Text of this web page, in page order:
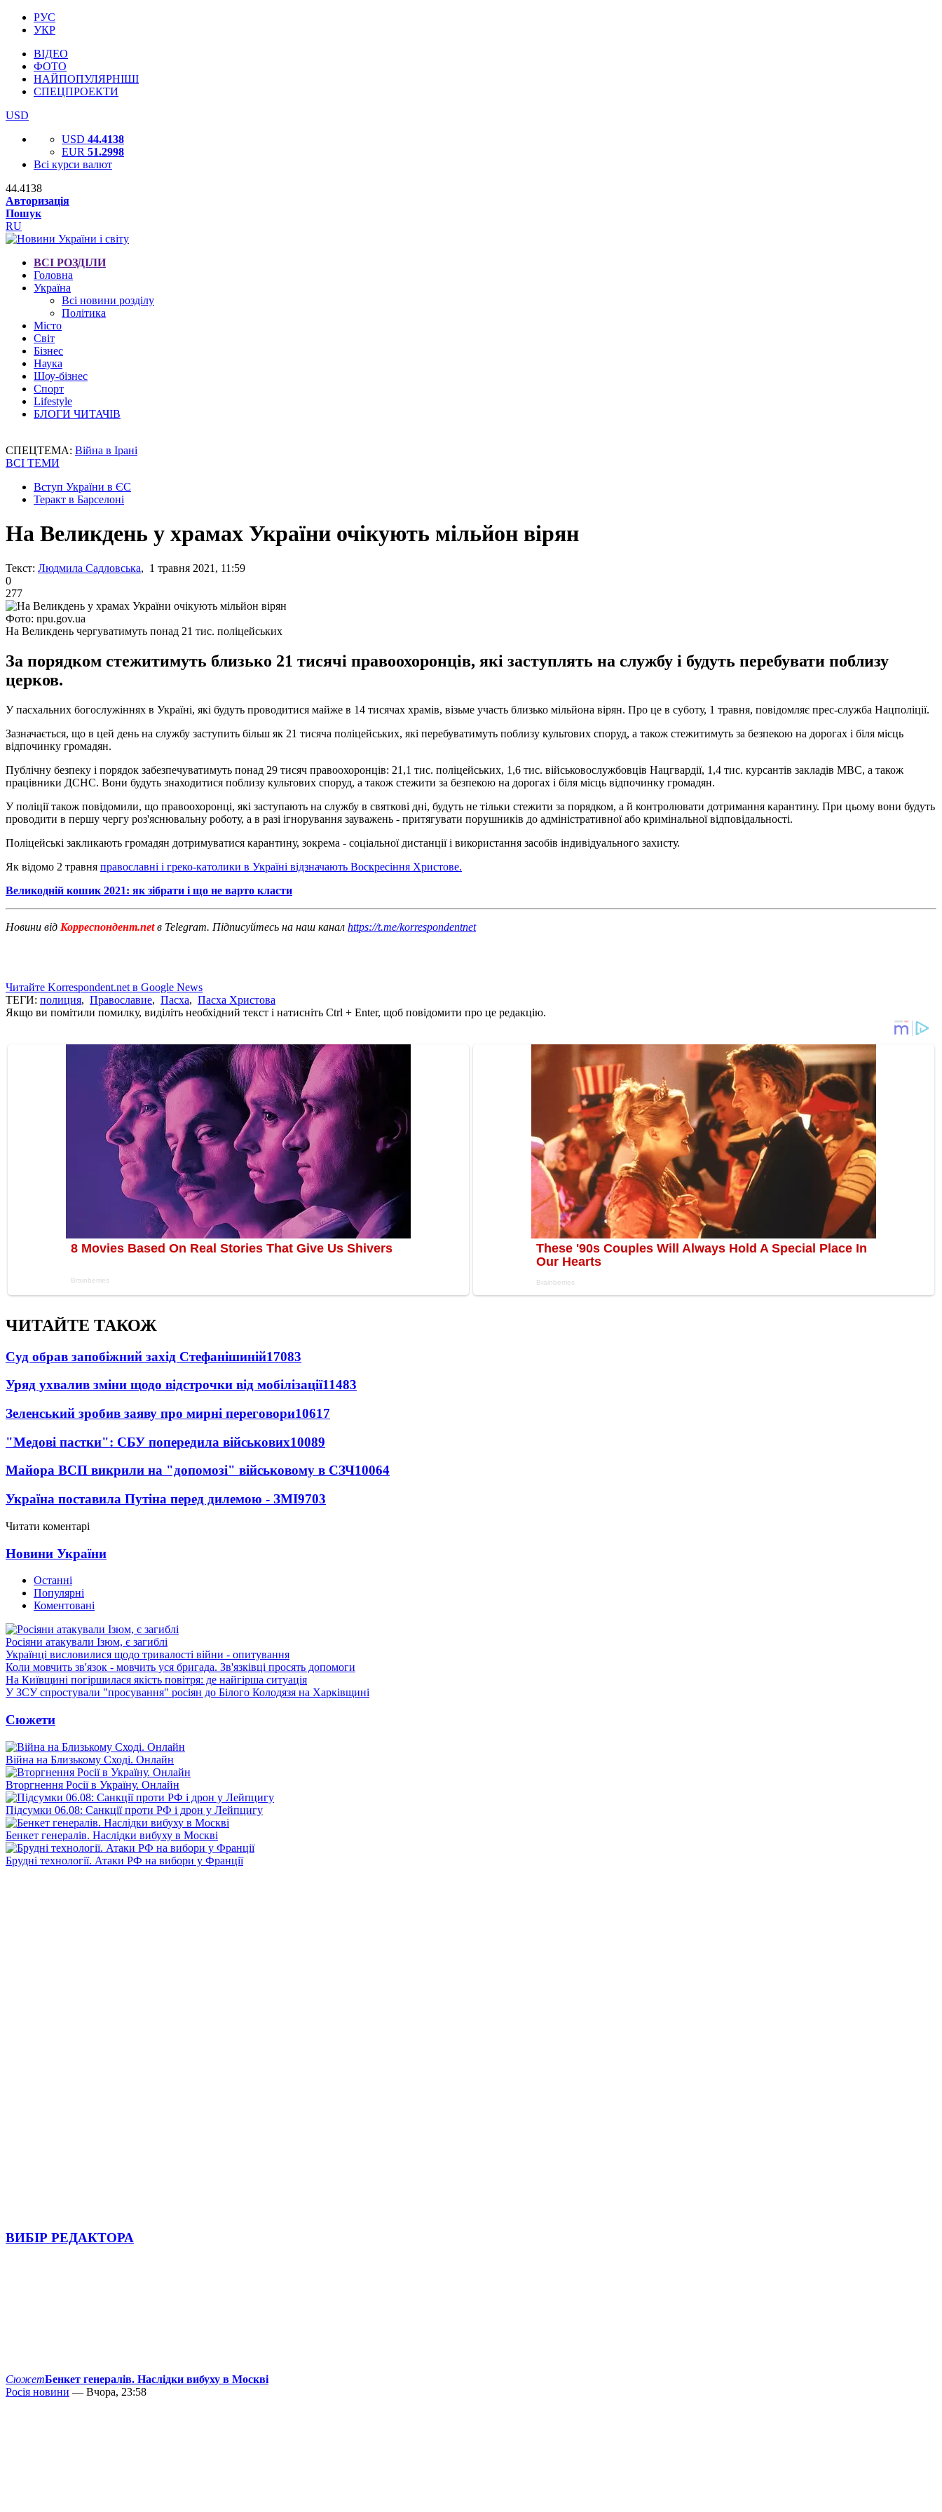
РУС
УКР
ВІДЕО
ФОТО
НАЙПОПУЛЯРНІШІ
СПЕЦПРОЕКТИ
USD
USD 44.4138
EUR 51.2998
Всі курси валют
44.4138
Авторизація
Пошук
RU
ВСІ РОЗДІЛИ
Головна
Україна
Всі новини розділу
Політика
Місто
Світ
Бізнес
Наука
Шоу-бізнес
Спорт
Lifestyle
БЛОГИ ЧИТАЧІВ
СПЕЦТЕМА: Війна в Ірані
ВСІ ТЕМИ
Вступ України в ЄС
Теракт в Барселоні
На Великдень у храмах України очікують мільйон вірян
Текст: Людмила Садловська, 1 травня 2021, 11:59
0
277
Фото: npu.gov.ua
На Великдень чергуватимуть понад 21 тис. поліцейських
За порядком стежитимуть близько 21 тисячі правоохоронців, які заступлять на службу і будуть перебувати поблизу
церков.
У пасхальних богослужіннях в Україні, які будуть проводитися майже в 14 тисячах храмів, візьме участь близько мільйона вірян. Про це в суботу, 1 травня, повідомляє прес-служба Нацполіції.
Зазначається, що в цей день на службу заступить більш як 21 тисяча поліцейських, які перебуватимуть поблизу культових споруд, а також стежитимуть за безпекою на дорогах і біля місць
відпочинку громадян.
Публічну безпеку і порядок забезпечуватимуть понад 29 тисяч правоохоронців: 21,1 тис. поліцейських, 1,6 тис. військовослужбовців Нацгвардії, 1,4 тис. курсантів закладів МВС, а також
працівники ДСНС. Вони будуть знаходитися поблизу культових споруд, а також стежити за безпекою на дорогах і біля місць відпочинку громадян.
У поліції також повідомили, що правоохоронці, які заступають на службу в святкові дні, будуть не тільки стежити за порядком, а й контролювати дотримання карантину. При цьому вони будуть
проводити в першу чергу роз'яснювальну роботу, а в разі ігнорування зауважень - притягувати порушників до адміністративної або кримінальної відповідальності.
Поліцейські закликають громадян дотримуватися карантину, зокрема - соціальної дистанції і використання засобів індивідуального захисту.
Як відомо 2 травня православні і греко-католики в Україні відзначають Воскресіння Христове.
Великодній кошик 2021: як зібрати і що не варто класти
Новини від Корреспондент.netв Telegram. Підписуйтесь на наш канал https://t.me/korrespondentnet
Читайте Korrespondent.net в Google News
ТЕГИ: полиция, Православие, Пасха, Пасха Христова
Якщо ви помітили помилку, виділіть необхідний текст і натисніть Ctrl + Enter, щоб повідомити про це редакцію.
ЧИТАЙТЕ ТАКОЖ
Суд обрав запобіжний захід Стефанішиній17083
Уряд ухвалив зміни щодо відстрочки від мобілізації11483
Зеленський зробив заяву про мирні переговори10617
"Медові пастки": СБУ попередила військових10089
Майора ВСП викрили на "допомозі" військовому в СЗЧ10064
Україна поставила Путіна перед дилемою - ЗМІ9703
Читати коментарі
Новини України
Останні
Популярні
Коментовані
Росіяни атакували Ізюм, є загиблі
Українці висловилися щодо тривалості війни - опитування
Коли мовчить зв'язок - мовчить уся бригада. Зв'язківці просять допомоги
На Київщині погіршилася якість повітря: де найгірша ситуація
У ЗСУ спростували "просування" росіян до Білого Колодязя на Харківщині
Сюжети
Війна на Близькому Сході. Онлайн
Вторгнення Росії в Україну. Онлайн
Підсумки 06.08: Санкції проти РФ і дрон у Лейпцигу
Бенкет генералів. Наслідки вибуху в Москві
Брудні технології. Атаки РФ на вибори у Франції
ВИБІР РЕДАКТОРА
СюжетБенкет генералів. Наслідки вибуху в Москві
Росія новини — Вчора, 23:58